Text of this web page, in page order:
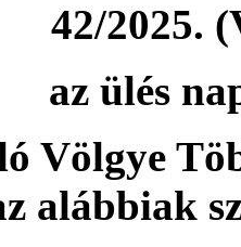
42/2025.
az ülés
Völgye
alábbiak